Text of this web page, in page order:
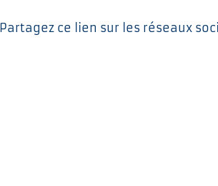
Partagez ce lien sur les réseaux